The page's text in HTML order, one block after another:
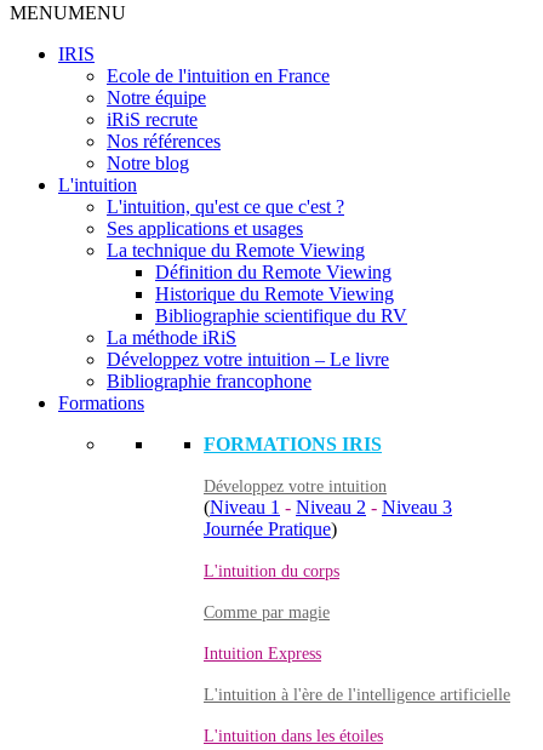
MENUMENU
IRIS
Ecole de l'intuition en France
Notre équipe
iRiS recrute
Nos références
Notre blog
L'intuition
L'intuition, qu'est ce que c'est ?
Ses applications et usages
La technique du Remote Viewing
Définition du Remote Viewing
Historique du Remote Viewing
Bibliographie scientifique du RV
La méthode iRiS
Développez votre intuition – Le livre
Bibliographie francophone
Formations
FORMATIONS IRIS
Développez votre intuition
(Niveau 1 - Niveau 2 - Niveau 3
Journée Pratique)
L'intuition du corps
Comme par magie
Intuition Express
L'intuition à l'ère de l'intelligence artificielle
L'intuition dans les étoiles